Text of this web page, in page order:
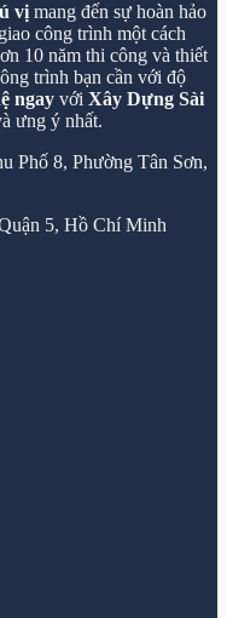
vị mang đến sự hoàn hảo
công trình một cách
10 năm thi công và thiết
trình bạn cần với độ
ngay với Xây Dựng Sài
ưng ý nhất.
Phố 8, Phường Tân Sơn,
5, Hồ Chí Minh